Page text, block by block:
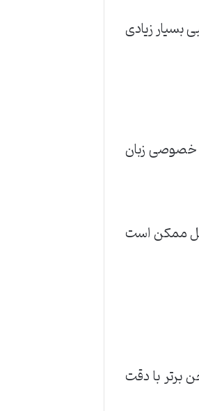
بسیار زیادی
خصوصی زبان
ممکن است
برتر با دقت